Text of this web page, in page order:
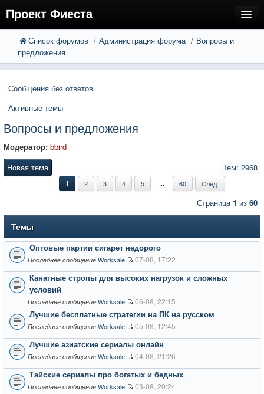
Проект Фиеста
FAQ
Регистрация
Вход
Поиск
Расширенный поиск
Список форумов Администрация форума
Вопросы и
предложения
Сообщения без ответов
Активные темы
Вопросы и предложения
Модератор: bbird
Новая тема
Тем: 2968
1 2 3 4 5 ... 60 След.
Страница1 из 60
Темы
Оптовые партии сигарет недорого
Последнее сообщение Worksale 07-08, 17:22
Канатные стропы для высоких нагрузок и сложных
условий
Последнее сообщение Worksale 06-08, 22:15
Лучшие бесплатные стратегии на ПК на русском
Последнее сообщение Worksale 05-08, 12:45
Лучшие азиатские сериалы онлайн
Последнее сообщение Worksale 04-08, 21:26
Тайские сериалы про богатых и бедных
Последнее сообщение Worksale 03-08, 20:24